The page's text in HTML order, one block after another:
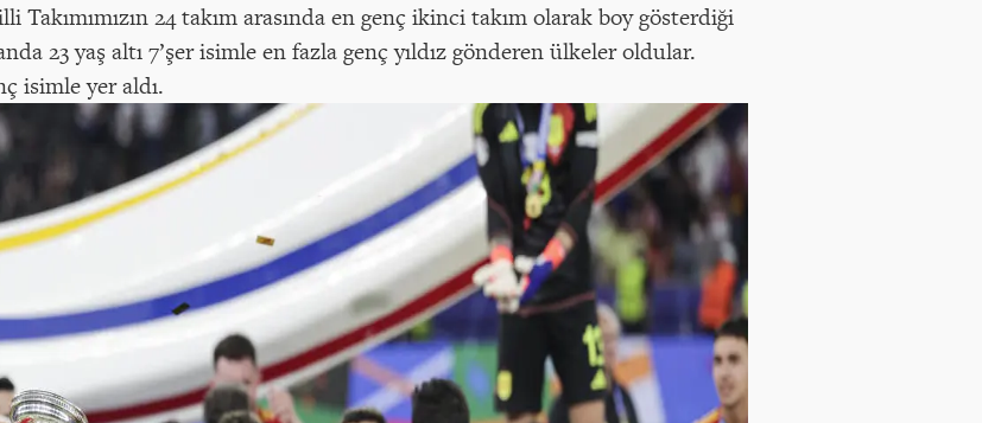
Takımımızın 24 takım arasında en genç ikinci takım olarak boy gösterdiği
23 yaş altı 7’şer isimle en fazla genç yıldız gönderen ülkeler oldular.
isimle yer aldı.